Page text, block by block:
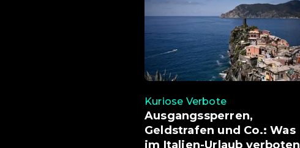
Kuriose Verbote
Ausgangssperren,
Geldstrafen und Co.: Was
im Italien-Urlaub verboten